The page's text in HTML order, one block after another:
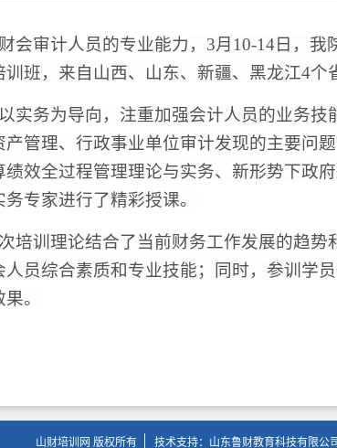
会审计人员的专业能力 ， 3月10-14日 ， 我
班，来自山西、山东、新疆、黑龙江4个
实务为导向，注重加强会计人员的业务
管理、行政事业单位审计发现的主要问
效全过程管理理论与实务、新形势下政
专家进行了精彩授课。
培训 理论结合了当前财务工作发展的趋
人员综合素质和专业技能；同时，参训学
。
山财培训网 版权所有 技术支持：山东鲁财教育科技有限公